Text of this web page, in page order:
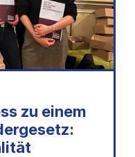
zu einem